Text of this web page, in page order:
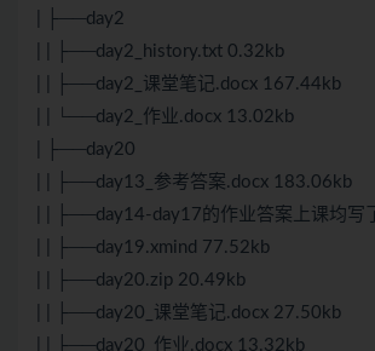
| ├──day2
| | ├──day2_history.txt 0.32kb
| | ├──day2_课堂笔记.docx 167.44kb
| | └──day2_作业.docx 13.02kb
| ├──day20
| | ├──day13_参考答案.docx 183.06kb
| | ├──day14-day17的作业答案上课均写
| | ├──day19.xmind 77.52kb
| | ├──day20.zip 20.49kb
| | ├──day20_课堂笔记.docx 27.50kb
| | ├──day20_作业.docx 13.32kb